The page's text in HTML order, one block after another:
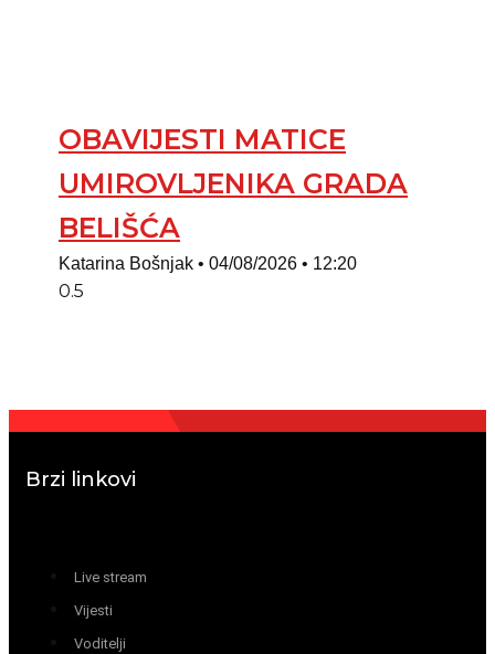
OBAVIJESTI MATICE
UMIROVLJENIKA GRADA
BELIŠĆA
Katarina Bošnjak 04/08/2026 12:20
Brzi linkovi
Live stream
Vijesti
Voditelji